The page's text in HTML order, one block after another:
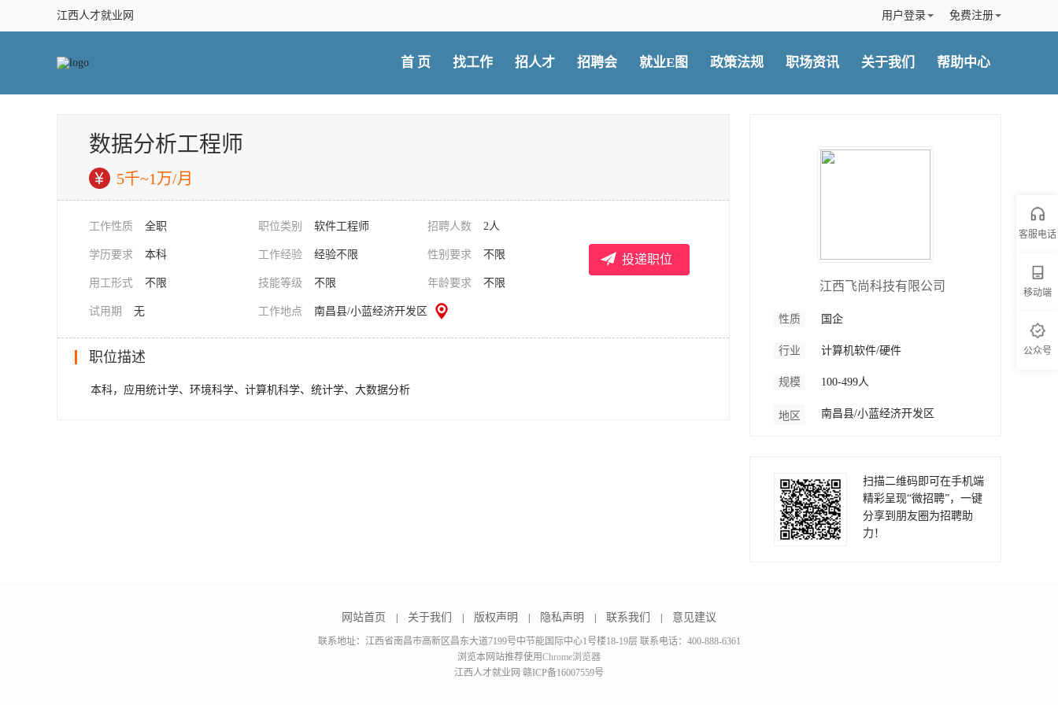
江西人才就业网 免费注册
用户登录
首 页 找工作 招人才 招聘会 就业E图 政策法规 职场资讯 关于我们 帮助中心
数据分析工程师
5千~1万/月
投递职位
工作性质 全职 职位类别 软件工程师 招聘人数 2人
学历要求 本科 工作经验 经验不限 性别要求 不限
用工形式 不限 技能等级 不限 年龄要求 不限
试用期 无 工作地点 南昌县/小蓝经济开发区
职位描述
本科，应用统计学、环境科学、计算机科学、统计学、大数据分析
江西飞尚科技有限公司
性质 国企
行业 计算机软件/硬件
规模 100-499人
地区 南昌县/小蓝经济开发区
扫描二维码即可在手机端
精彩呈现“微招聘”，一键
分享到朋友圈为招聘助
力！
网站首页 关于我们 版权声明 隐私声明 联系我们 意见建议
联系地址：江西省南昌市高新区昌东大道7199号中节能国际中心1号楼18-19层 联系电话：400-888-6361
浏览本网站推荐使用Chrome浏览器
江西人才就业网 赣ICP备16007559号
客服电话
移动端
公众号
客服电话
移动端
公众号